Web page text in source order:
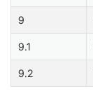
9
9.1
9.2